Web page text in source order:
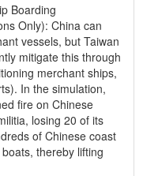
Boarding
Only): China can
vessels, but Taiwan
mitigate this through
merchant ships,
In the simulation,
fire on Chinese
losing 20 of its
of Chinese coast
thereby lifting